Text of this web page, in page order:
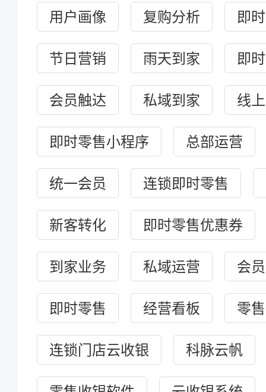
用户画像 复购分析 即
节日营销 雨天到家 即
会员触达 私域到家 线
即时零售小程序 总部运营
统一会员 连锁即时零售
新客转化 即时零售优惠券
到家业务 私域运营 会
即时零售 经营看板 零
连锁门店云收银 科脉云帆